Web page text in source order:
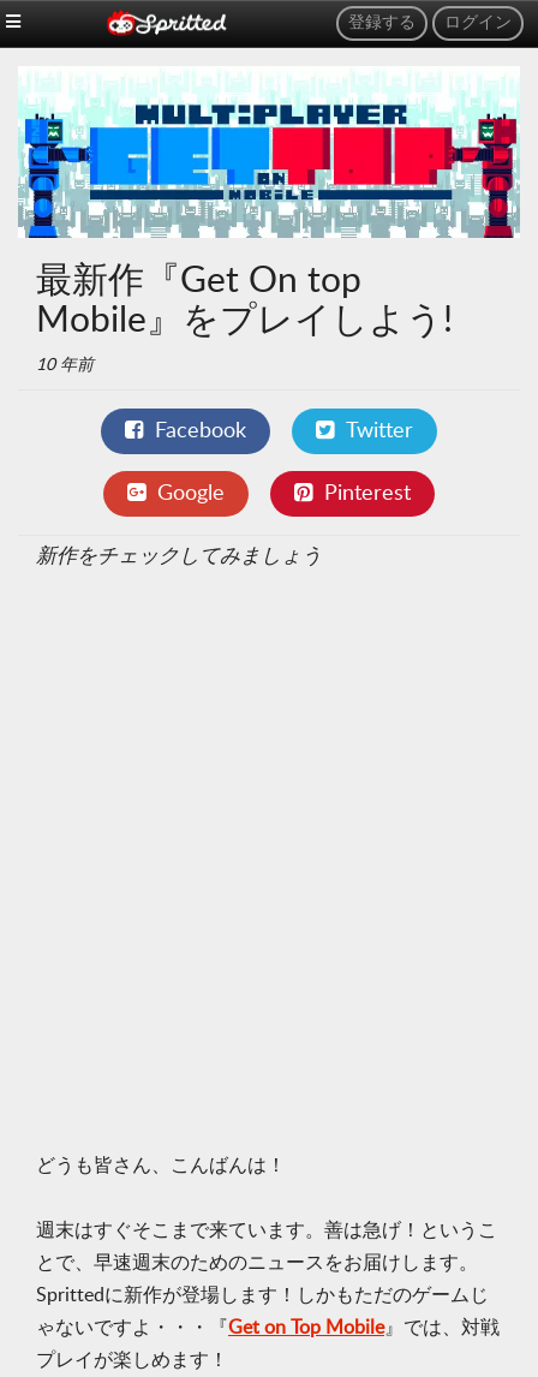
ログイン
登録する
最新作『Get On top
Mobile』をプレイしよう!
10 年前
Facebook Twitter
Google Pinterest
新作をチェックしてみましょう
どうも皆さん、こんばんは！
週末はすぐそこまで来ています。善は急げ！というこ
とで、早速週末のためのニュースをお届けします。
Sprittedに新作が登場します！しかもただのゲームじ
ゃないですよ・・・『 Get on Top Mobile』では、対戦
プレイが楽しめます！